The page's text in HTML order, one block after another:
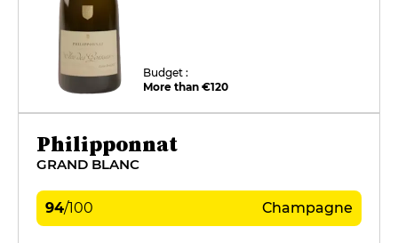
Budget :
More than €120
Philipponnat
GRAND BLANC
94/100 Champagne